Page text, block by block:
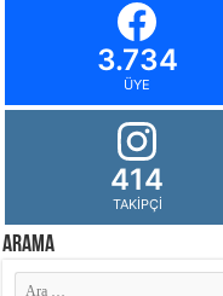
3.734
ÜYE
414
TAKIPÇI
Arama